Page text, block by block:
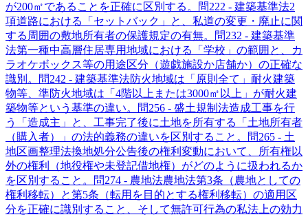
が200㎡であることを正確に区別する。
問222 - 建築基準法2
項道路における「セットバック」と、私道の変更・廃止に関
する周囲の敷地所有者の保護規定の有無。
問232 - 建築基準
法第一種中高層住居専用地域における「学校」の範囲と、カ
ラオケボックス等の用途区分（遊戯施設か店舗か）の正確な
識別。
問242 - 建築基準法防火地域は「原則全て」耐火建築
物等、準防火地域は「4階以上または3000㎡以上」が耐火建
築物等という基準の違い。
問256 - 盛土規制法造成工事を行
う「造成主」と、工事完了後に土地を所有する「土地所有者
（購入者）」の法的義務の違いを区別すること。
問265 - 土
地区画整理法換地処分公告後の権利変動において、所有権以
外の権利（地役権や未登記借地権）がどのように扱われるか
を区別すること。
問274 - 農地法農地法第3条（農地としての
権利移転）と第5条（転用を目的とする権利移転）の適用区
分を正確に識別すること、そして無許可行為の私法上の効力